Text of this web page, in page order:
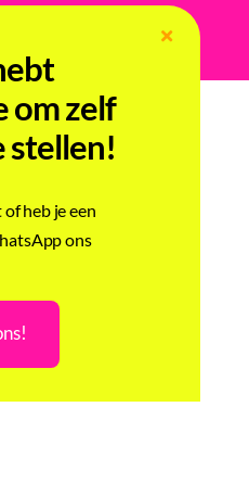
om zelf
stellen!
heb je een
ons